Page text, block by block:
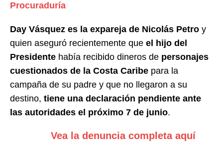
Procuraduría
Day Vásquez es la expareja de Nicolás Petro y
quien aseguró recientemente que el hijo del
Presidente había recibido dineros de personajes
cuestionados de la Costa Caribe para la
campaña de su padre y que no llegaron a su
destino, tiene una declaración pendiente ante
las autoridades el próximo 7 de junio.
Vea la denuncia completa aquí